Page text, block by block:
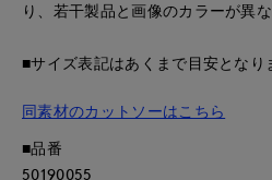
り、若干製品と画像のカラーが異
■サイズ表記はあくまで目安となり
同素材のカットソーはこちら
■品番
50190055